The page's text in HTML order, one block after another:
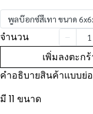
พูลบ๊อกซ์สีเทา ขนาด
จำนวน
เพิ่มลงตะกร้
คำอธิบายสินค้าแบบย่อ
มี 11 ขนาด